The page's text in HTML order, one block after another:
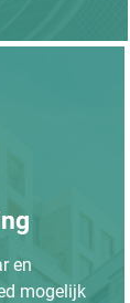
en
mogelijk